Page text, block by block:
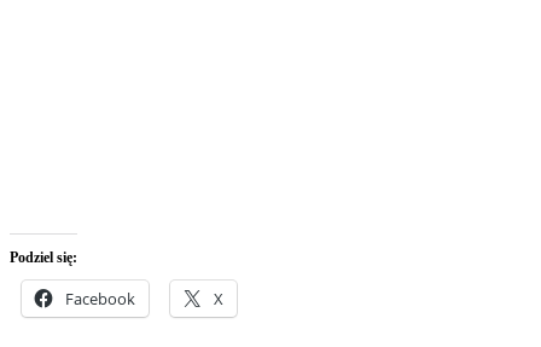
Podziel się:
Facebook X